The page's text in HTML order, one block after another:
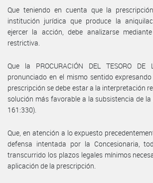
Que teniendo en cuenta que la
institución jurídica que produce la
ejercer la acción, debe analizarse
restrictiva.
Que la PROCURACIÓN DEL TESORO
pronunciado en el mismo sentido
prescripción se debe estar a la interpretación
solución más favorable a la subsistencia de la
161:330).
Que, en atención a lo expuesto
defensa intentada por la Concesionaria,
transcurrido los plazos legales mínimos
aplicación de la prescripción.